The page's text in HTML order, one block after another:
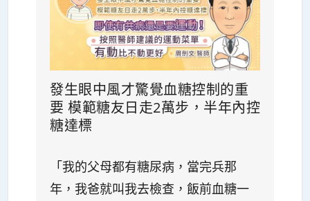
發生眼中風才驚覺血糖控制的重
要 模範糖友日走2萬步，半年內控
糖達標
「我的父母都有糖尿病，當完兵那
年，我爸就叫我去檢查，飯前血糖一